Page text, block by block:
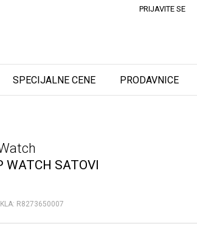
PRIJAVITE SE
SPECIJALNE CENE PRODAVNICE
WATCH SATOVI
R8273650007